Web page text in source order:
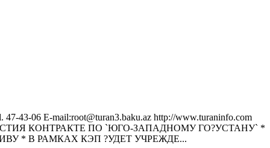
43-06 E-mail:root@turan3.baku.az httр://www.turaninfo.com
КОНТРАКТЕ ПО `ЮГО-ЗАПАДНОМУ ГО?УСТАНУ` *
* В РАМКАХ КЭП ?УДЕТ УЧРЕЖДЕ...